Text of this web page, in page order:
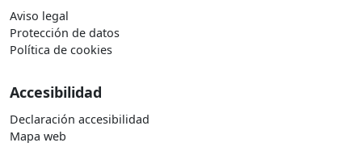
Aviso legal
Protección de datos
Política de cookies
Accesibilidad
Declaración accesibilidad
Mapa web